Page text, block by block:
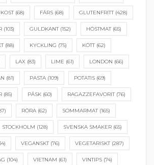
(68) FÄRS(68) GLUTENFRITT(428)
(103) GULDKANT(152) HÖSTMAT(65)
(88) KYCKLING (75) KÖTT(62)
LAX (83) LIME (61) LONDON (66)
(81) PASTA(109) POTATIS(69)
(85) PÅSK(60) RAGAZZEFAVORIT(76)
RÖRA(62) SOMMARMAT(165)
STOCKHOLM (128) SVENSKA SMAKER(65)
VEGANSKT(76) VEGETARISKT(287)
(104) VIETNAM (61) VINTIPS (74)